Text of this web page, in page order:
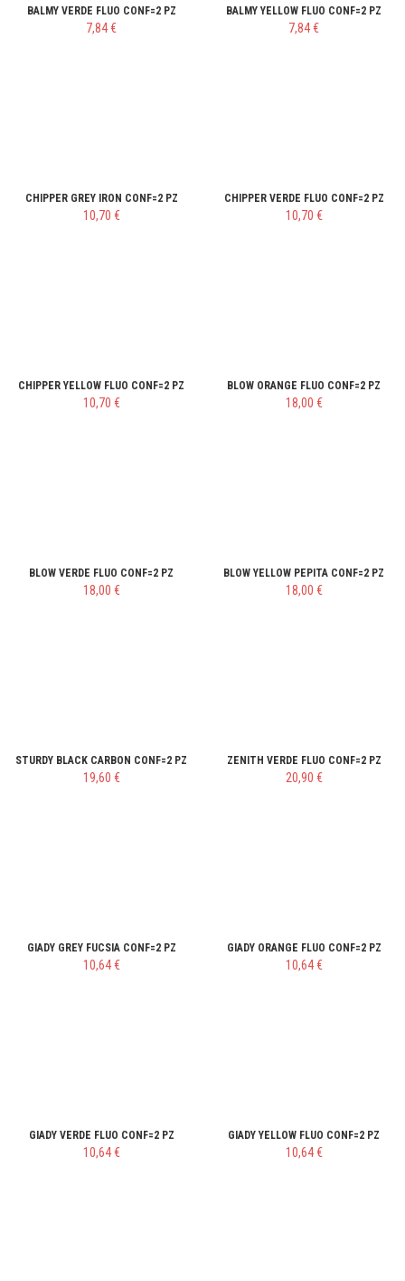
BALMY VERDE FLUO CONF=2 PZ
7,84 €
BALMY YELLOW FLUO CONF=2 PZ
7,84 €
CHIPPER GREY IRON CONF=2 PZ
10,70 €
CHIPPER VERDE FLUO CONF=2 PZ
10,70 €
CHIPPER YELLOW FLUO CONF=2 PZ
10,70 €
BLOW ORANGE FLUO CONF=2 PZ
18,00 €
BLOW VERDE FLUO CONF=2 PZ
18,00 €
BLOW YELLOW PEPITA CONF=2 PZ
18,00 €
STURDY BLACK CARBON CONF=2 PZ
19,60 €
ZENITH VERDE FLUO CONF=2 PZ
20,90 €
GIADY GREY FUCSIA CONF=2 PZ
10,64 €
GIADY ORANGE FLUO CONF=2 PZ
10,64 €
GIADY VERDE FLUO CONF=2 PZ
10,64 €
GIADY YELLOW FLUO CONF=2 PZ
10,64 €